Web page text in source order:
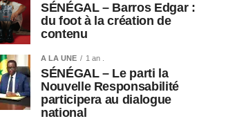
SÉNÉGAL – Barros Edgar :
du foot à la création de
contenu
A LA UNE 1 an .
SÉNÉGAL – Le parti la
Nouvelle Responsabilité
participera au dialogue
national